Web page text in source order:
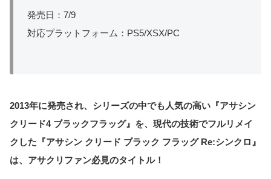
発売日：7/9
対応プラットフォーム：PS5/XSX/PC
2013年に発売され、シリーズの中でも人気の高い『アサシン
クリード4 ブラックフラッグ』を、現代の技術でフルリメイ
クした『アサシン クリード ブラック フラッグ Re:シンクロ』
は、アサクリファン必見のタイトル！